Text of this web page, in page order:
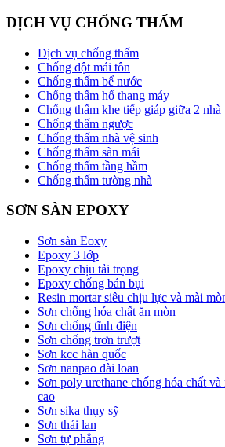
DỊCH VỤ CHỐNG THẤM
Dịch vụ chống thấm
Chống dột mái tôn
Chống thấm bể nước
Chống thấm hố thang máy
Chống thấm khe tiếp giáp giữa 2 nhà
Chống thấm ngược
Chống thấm nhà vệ sinh
Chống thấm sàn mái
Chống thấm tầng hầm
Chống thấm tường nhà
SƠN SÀN EPOXY
Sơn sàn Eoxy
Epoxy 3 lớp
Epoxy chịu tải trọng
Epoxy chống bán bụi
Resin mortar siêu chịu lực và mài
Sơn chống hóa chất ăn mòn
Sơn chống tĩnh điện
Sơn chống trơn trượt
Sơn kcc hàn quốc
Sơn nanpao đài loan
Sơn poly urethane chống hóa chất
cao
Sơn sika thụy sỹ
Sơn thái lan
Sơn tự phẳng